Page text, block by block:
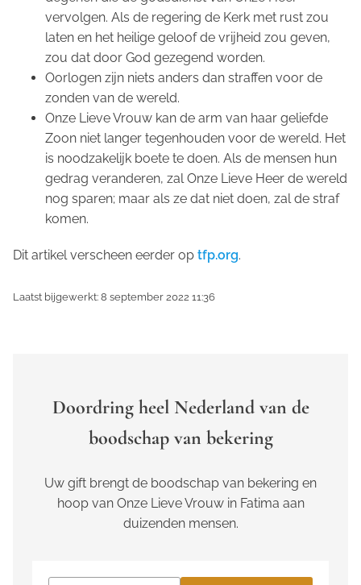
vervolgen. Als de regering de Kerk met rust zou
laten en het heilige geloof de vrijheid zou geven,
zou dat door God gezegend worden.
Oorlogen zijn niets anders dan straffen voor de
zonden van de wereld.
Onze Lieve Vrouw kan de arm van haar geliefde
Zoon niet langer tegenhouden voor de wereld. Het
is noodzakelijk boete te doen. Als de mensen hun
gedrag veranderen, zal Onze Lieve Heer de wereld
nog sparen; maar als ze dat niet doen, zal de straf
komen.
Dit artikel verscheen eerder op tfp.org.
Laatst bijgewerkt: 8 september 2022 11:36
Doordring heel Nederland van de
boodschap van bekering
Uw gift brengt de boodschap van bekering en
hoop van Onze Lieve Vrouw in Fatima aan
duizenden mensen.